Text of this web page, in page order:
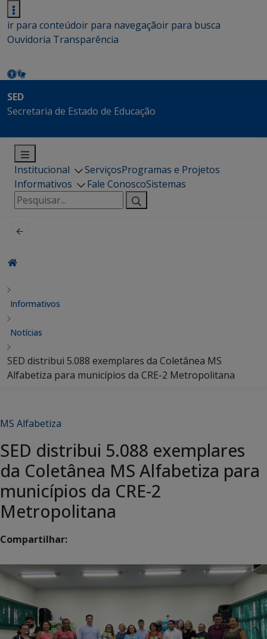
ir para conteúdoir para navegaçãoir para busca
Ouvidoria Transparência
SED
Secretaria de Estado de Educação
Institucional ServiçosProgramas e Projetos
Informativos
Fale ConoscoSistemas
Pesquisar
por:
Informativos
Notícias
SED distribui 5.088 exemplares da Coletânea MS
Alfabetiza para municípios da CRE-2 Metropolitana
MS Alfabetiza
SED distribui 5.088 exemplares
da Coletânea MS Alfabetiza para
municípios da CRE-2
Metropolitana
Compartilhar: